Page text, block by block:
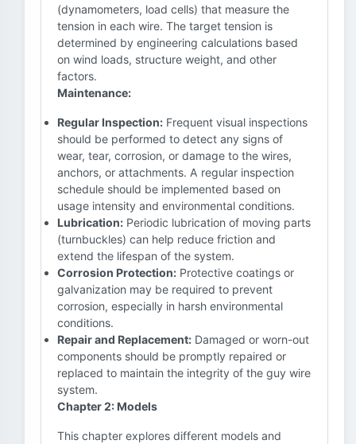
(dynamometers, load cells) that measure the
tension in each wire. The target tension is
determined by engineering calculations based
on wind loads, structure weight, and other
factors.
Maintenance:
Regular Inspection: Frequent visual inspections
should be performed to detect any signs of
wear, tear, corrosion, or damage to the wires,
anchors, or attachments. A regular inspection
schedule should be implemented based on
usage intensity and environmental conditions.
Lubrication: Periodic lubrication of moving parts
(turnbuckles) can help reduce friction and
extend the lifespan of the system.
Corrosion Protection: Protective coatings or
galvanization may be required to prevent
corrosion, especially in harsh environmental
conditions.
Repair and Replacement: Damaged or worn-out
components should be promptly repaired or
replaced to maintain the integrity of the guy wire
system.
Chapter 2: Models
This chapter explores different models and